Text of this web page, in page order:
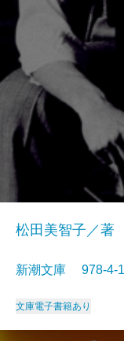
松田美智子／著
新潮文庫 978-4-
文庫電子書籍あり